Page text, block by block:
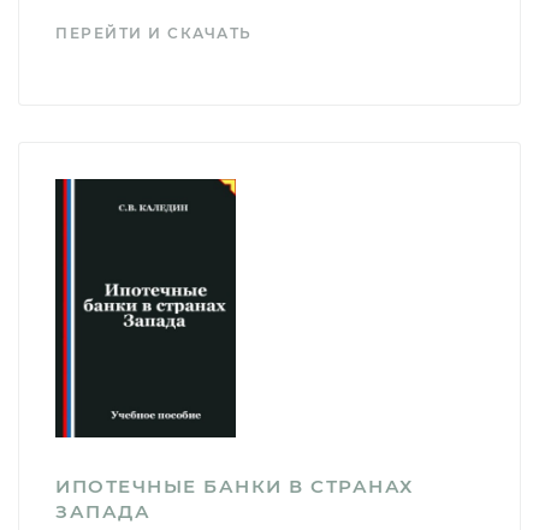
ПЕРЕЙТИ И СКАЧАТЬ
ИПОТЕЧНЫЕ БАНКИ В СТРАНАХ
ЗАПАДА